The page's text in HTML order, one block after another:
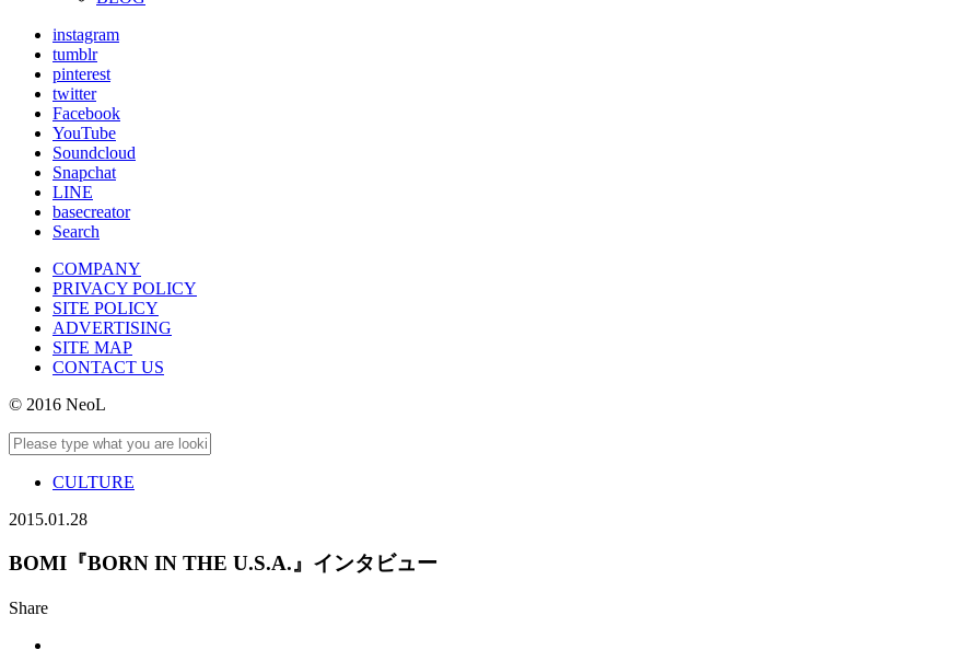
instagram
tumblr
pinterest
twitter
Facebook
YouTube
Soundcloud
Snapchat
LINE
basecreator
Search
COMPANY
PRIVACY POLICY
SITE POLICY
ADVERTISING
SITE MAP
CONTACT US
© 2016 NeoL
CULTURE
2015.01.28
BOMI『BORN IN THE U.S.A.』インタビュー
Share